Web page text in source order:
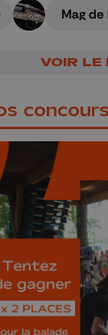
A suivre
Mag de
VOIR LE
concours
🎁
Concours